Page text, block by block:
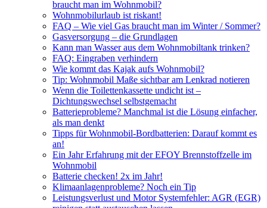
braucht man im Wohnmobil?
Wohnmobilurlaub ist riskant!
FAQ – Wie viel Gas braucht man im Winter / Sommer?
Gasversorgung – die Grundlagen
Kann man Wasser aus dem Wohnmobiltank trinken?
FAQ: Eingraben verhindern
Wie kommt das Kajak aufs Wohnmobil?
Tip: Wohnmobil Maße sichtbar am Lenkrad notieren
Wenn die Toilettenkassette undicht ist –
Dichtungswechsel selbstgemacht
Batterieprobleme? Manchmal ist die Lösung einfacher,
als man denkt
Tipps für Wohnmobil-Bordbatterien: Darauf kommt es
an!
Ein Jahr Erfahrung mit der EFOY Brennstoffzelle im
Wohnmobil
Batterie checken! 2x im Jahr!
Klimaanlagenprobleme? Noch ein Tip
Leistungsverlust und Motor Systemfehler: AGR (EGR)